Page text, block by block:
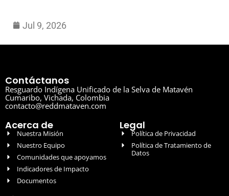
Jul 9, 2026
Contáctanos
Resguardo Indígena Unificado de la Selva de Matavén
Cumaribo, Vichada, Colombia
contacto@reddmataven.com
Acerca de
Nuestra Misión
Nuestro Equipo
Comunidades que apoyamos
Indicadores de Impacto
Documentos
Legal
Política de Privacidad
Política de Tratamiento de
Datos